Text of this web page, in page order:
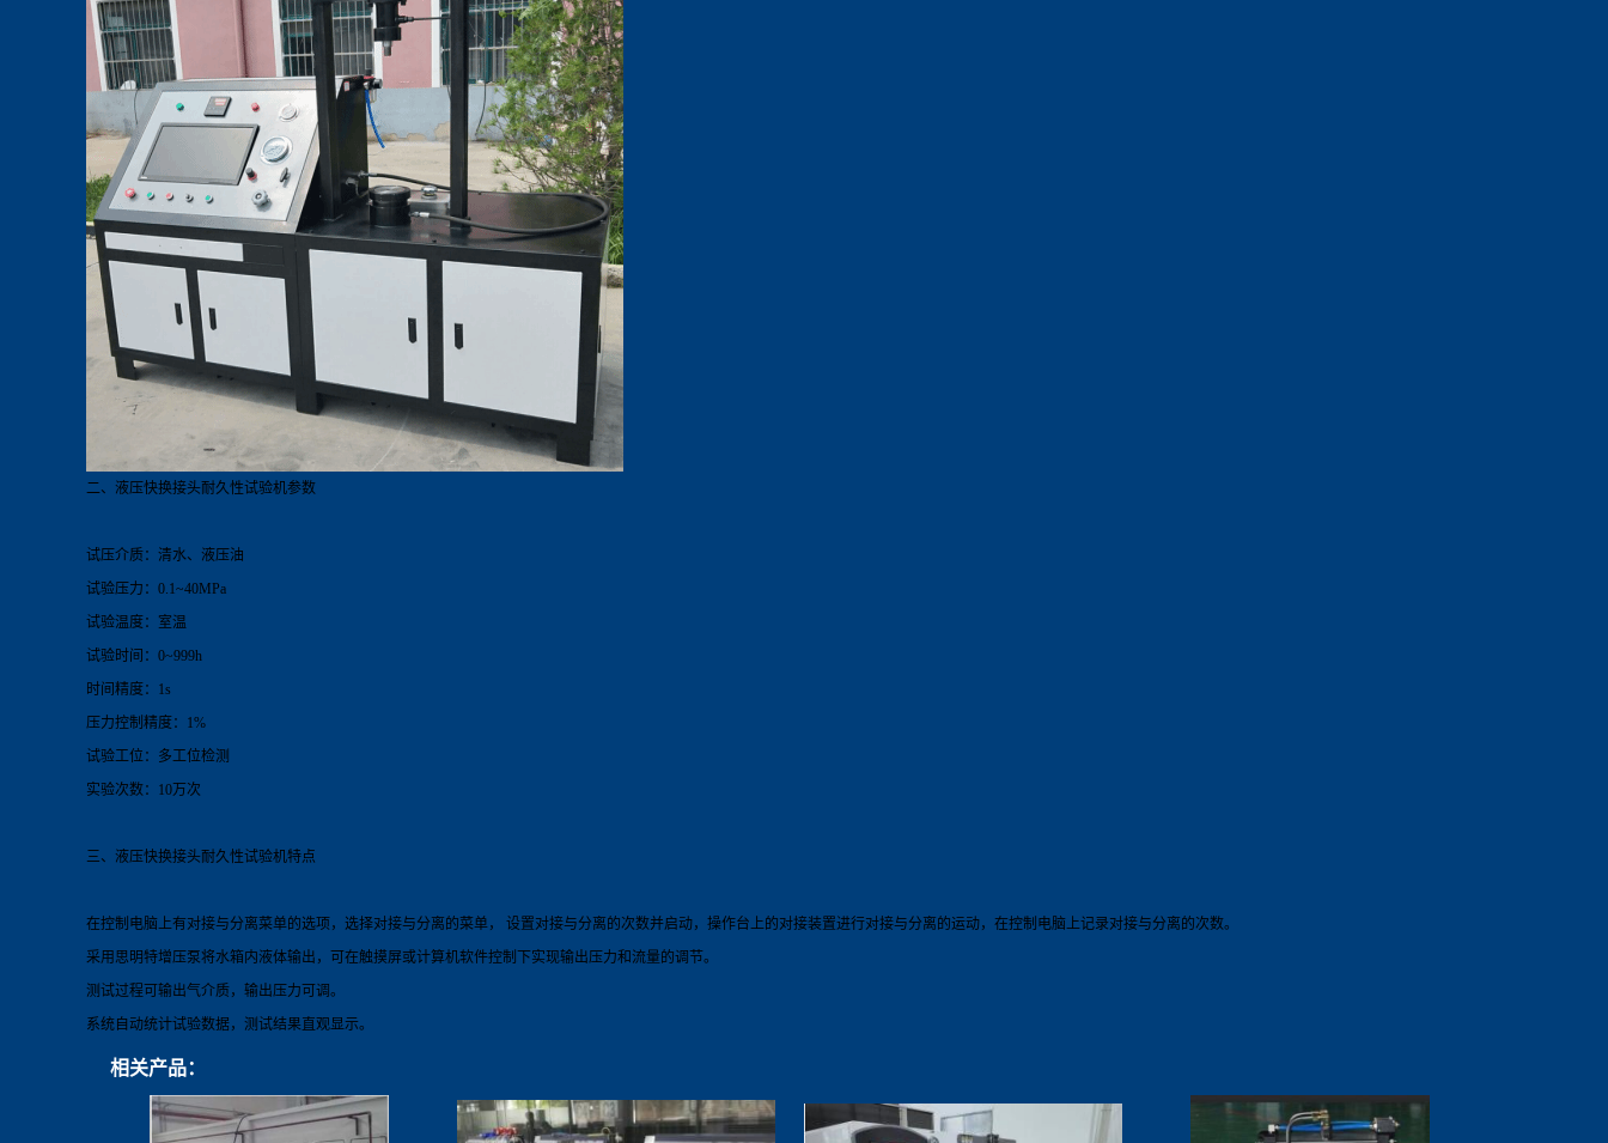
二、液压快换接头耐久性试验机参数
试压介质：清水、液压油
试验压力：0.1~40MPa
试验温度：室温
试验时间：0~999h
时间精度：1s
压力控制精度：1%
试验工位：多工位检测
实验次数：10万次
三、液压快换接头耐久性试验机特点
在控制电脑上有对接与分离菜单的选项，选择对接与分离的菜单， 设置对接与分离的次数并启动，操作台上的对接装置进行对接与分离的运动，在控制电脑上记录对接与分离的次数。
采用思明特增压泵将水箱内液体输出，可在触摸屏或计算机软件控制下实现输出压力和流量的调节。
测试过程可输出气介质，输出压力可调。
系统自动统计试验数据，测试结果直观显示。
相关产品：